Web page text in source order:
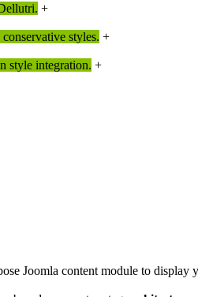
+
styles. +
style integration. +
Joomla content module to display